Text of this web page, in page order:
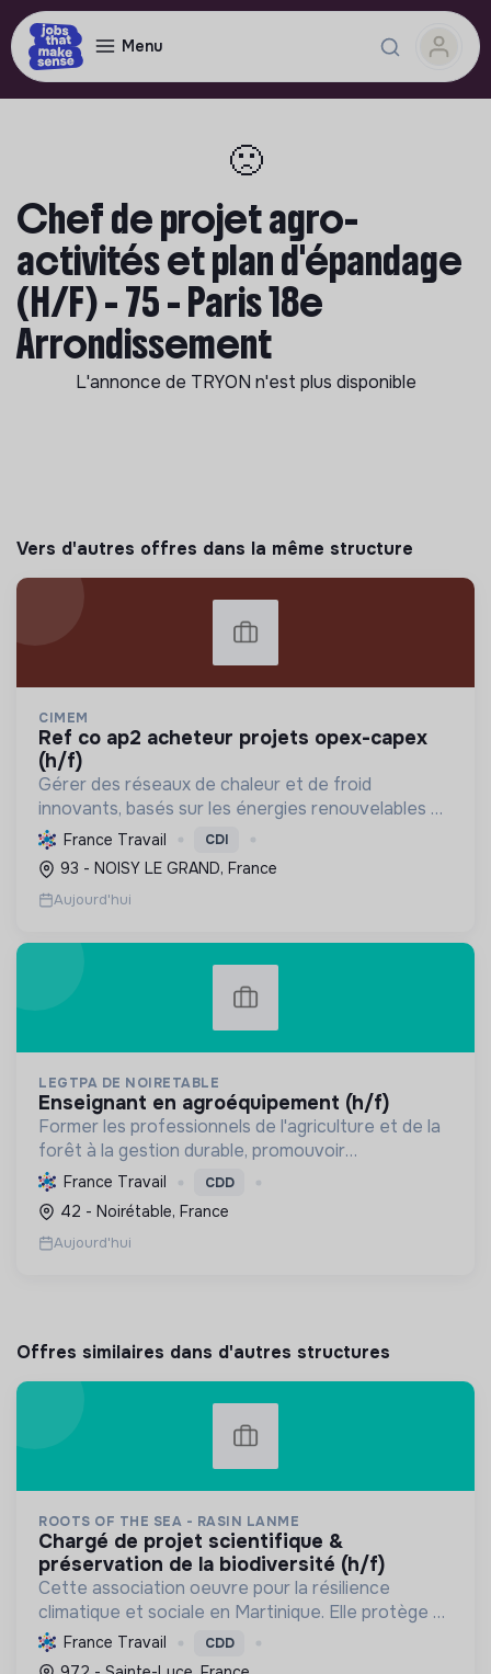
Menu
🙁
Chef de projet agro-
activités et plan d'épandage
(H/F) - 75 - Paris 18e
Arrondissement
L'annonce de TRYON n'est plus disponible
Vers d'autres offres dans la même structure
CIMEM
ref co ap2 acheteur projets opex-capex
(h/f)
Gérer des réseaux de chaleur et de froid
innovants, basés sur les énergies renouvelables et
la récupération, pour décarboner l'énergie,
améliorer l'efficacité et réduire les coûts,
contribuant ainsi à...
France Travail CDI
93 - NOISY LE GRAND, France
Aujourd'hui
LEGTPA DE NOIRETABLE
enseignant en agroéquipement (h/f)
Former les professionnels de l'agriculture et de la
forêt à la gestion durable, promouvoir
l'agroécologie et l'écoresponsabilité par une
pédagogie pratique, pour des citoyens acteurs de
la transition.
France Travail CDD
42 - Noirétable, France
Aujourd'hui
Offres similaires dans d'autres structures
ROOTS OF THE SEA - RASIN LANME
chargé de projet scientifique &
préservation de la biodiversité (h/f)
Cette association oeuvre pour la résilience
climatique et sociale en Martinique. Elle protège et
restaure les écosystèmes marins et côtiers,
sensibilise le public et mobilise les citoyens pour un
France Travail CDD